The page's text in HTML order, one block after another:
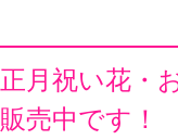
正月祝い花・
販売中です！